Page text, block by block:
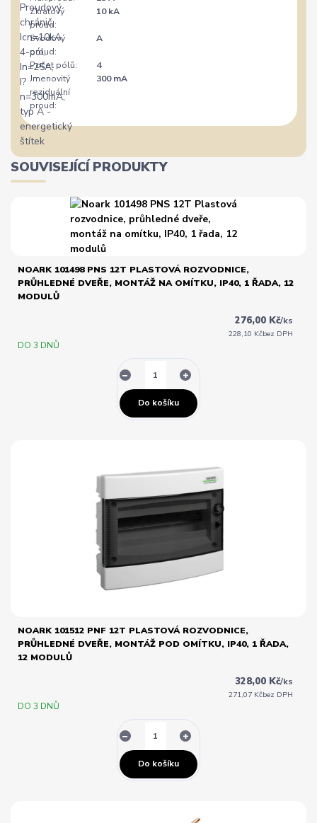
Zkratový
proud:
10 kA
Svodový
proud:
A
Počet pólů:
4
Jmenovitý
reziduální
proud:
300 mA
SOUVISEJÍCÍ PRODUKTY
NOARK 101498 PNS 12T PLASTOVÁ ROZVODNICE,
PRŮHLEDNÉ DVEŘE, MONTÁŽ NA OMÍTKU, IP40, 1 ŘADA, 12
MODULŮ
276,00 Kč/ks
228,10 Kčbez DPH
DO 3 DNŮ
Do košíku
NOARK 101512 PNF 12T PLASTOVÁ ROZVODNICE,
PRŮHLEDNÉ DVEŘE, MONTÁŽ POD OMÍTKU, IP40, 1 ŘADA,
12 MODULŮ
328,00 Kč/ks
271,07 Kčbez DPH
DO 3 DNŮ
Do košíku